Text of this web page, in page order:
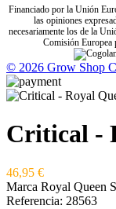
Financiado por la Unión
las opiniones
necesariamente los de la
Comisión Europea
© 2026 Grow Shop
Critical -
46,95 €
Marca Royal Queen
Referencia: 28563